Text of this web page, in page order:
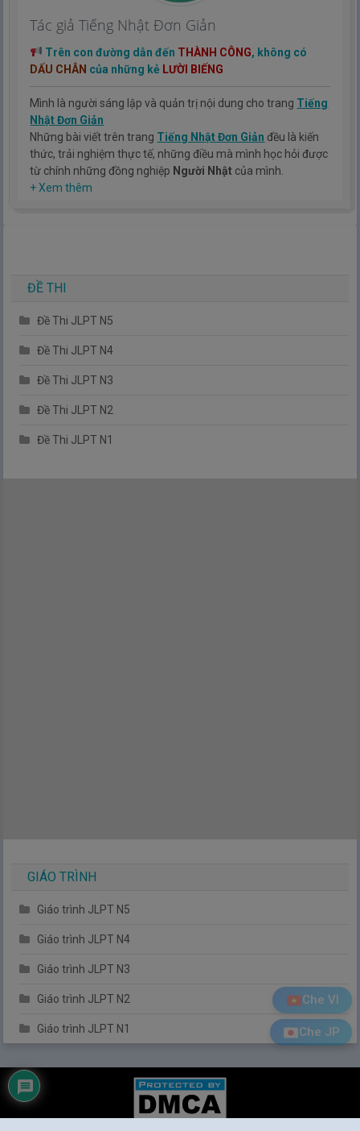
Che JP
Che VI
Tác giả Tiếng Nhật Đơn Giản
Trên con đường dẫn đến THÀNH CÔNG, không có
DẤU CHÂN của những kẻ LƯỜI BIẾNG
Mình là người sáng lập và quản trị nội dung cho trang Tiếng
Nhật Đơn Giản
Những bài viết trên trang Tiếng Nhật Đơn Giản đều là kiến
thức, trải nghiệm thực tế, những điều mà mình học hỏi được
từ chính những đồng nghiệp Người Nhật của mình.
Hy vọng rằng kinh nghiệm mà mình có được sẽ giúp các bạn
+ Xem thêm
ĐỀ THI
Đề Thi JLPT N5
Đề Thi JLPT N4
Đề Thi JLPT N3
Đề Thi JLPT N2
Đề Thi JLPT N1
GIÁO TRÌNH
Giáo trình JLPT N5
Giáo trình JLPT N4
Giáo trình JLPT N3
Giáo trình JLPT N2
Giáo trình JLPT N1